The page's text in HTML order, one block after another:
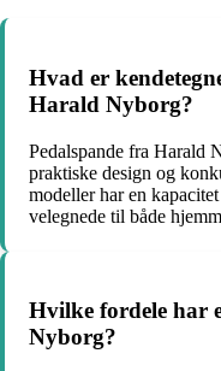
Hvad er
Harald Nyborg?
Pedalspande fra Harald
praktiske design og
modeller har en
velegnede til både
Hvilke fordele har
Nyborg?